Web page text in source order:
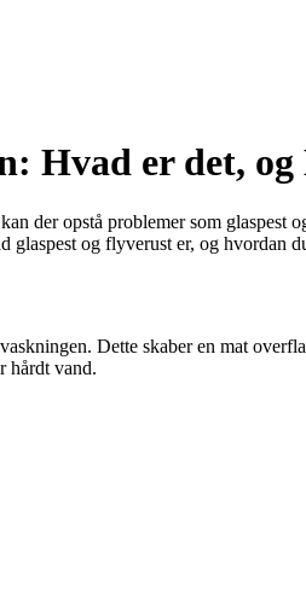
Hvad er det,
der opstå problemer som
og flyverust er, og hvordan
Dette skaber en mat
hårdt vand.